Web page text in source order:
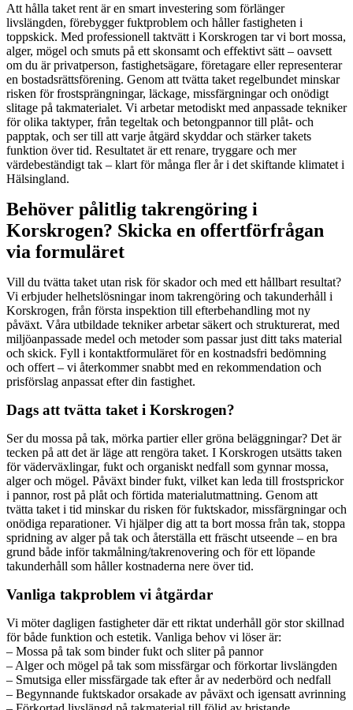
Att hålla taket rent är en smart investering som förlänger
livslängden, förebygger fuktproblem och håller fastigheten i
toppskick. Med professionell taktvätt i Korskrogen tar vi bort mossa,
alger, mögel och smuts på ett skonsamt och effektivt sätt – oavsett
om du är privatperson, fastighetsägare, företagare eller representerar
en bostadsrättsförening. Genom att tvätta taket regelbundet minskar
risken för frostsprängningar, läckage, missfärgningar och onödigt
slitage på takmaterialet. Vi arbetar metodiskt med anpassade tekniker
för olika taktyper, från tegeltak och betongpannor till plåt- och
papptak, och ser till att varje åtgärd skyddar och stärker takets
funktion över tid. Resultatet är ett renare, tryggare och mer
värdebeständigt tak – klart för många fler år i det skiftande klimatet i
Hälsingland.
Behöver pålitlig takrengöring i
Korskrogen? Skicka en offertförfrågan
via formuläret
Vill du tvätta taket utan risk för skador och med ett hållbart resultat?
Vi erbjuder helhetslösningar inom takrengöring och takunderhåll i
Korskrogen, från första inspektion till efterbehandling mot ny
påväxt. Våra utbildade tekniker arbetar säkert och strukturerat, med
miljöanpassade medel och metoder som passar just ditt taks material
och skick. Fyll i kontaktformuläret för en kostnadsfri bedömning
och offert – vi återkommer snabbt med en rekommendation och
prisförslag anpassat efter din fastighet.
Dags att tvätta taket i Korskrogen?
Ser du mossa på tak, mörka partier eller gröna beläggningar? Det är
tecken på att det är läge att rengöra taket. I Korskrogen utsätts taken
för väderväxlingar, fukt och organiskt nedfall som gynnar mossa,
alger och mögel. Påväxt binder fukt, vilket kan leda till frostsprickor
i pannor, rost på plåt och förtida materialutmattning. Genom att
tvätta taket i tid minskar du risken för fuktskador, missfärgningar och
onödiga reparationer. Vi hjälper dig att ta bort mossa från tak, stoppa
spridning av alger på tak och återställa ett fräscht utseende – en bra
grund både inför takmålning/takrenovering och för ett löpande
takunderhåll som håller kostnaderna nere över tid.
Vanliga takproblem vi åtgärdar
Vi möter dagligen fastigheter där ett riktat underhåll gör stor skillnad
för både funktion och estetik. Vanliga behov vi löser är:
– Mossa på tak som binder fukt och sliter på pannor
– Alger och mögel på tak som missfärgar och förkortar livslängden
– Smutsiga eller missfärgade tak efter år av nederbörd och nedfall
– Begynnande fuktskador orsakade av påväxt och igensatt avrinning